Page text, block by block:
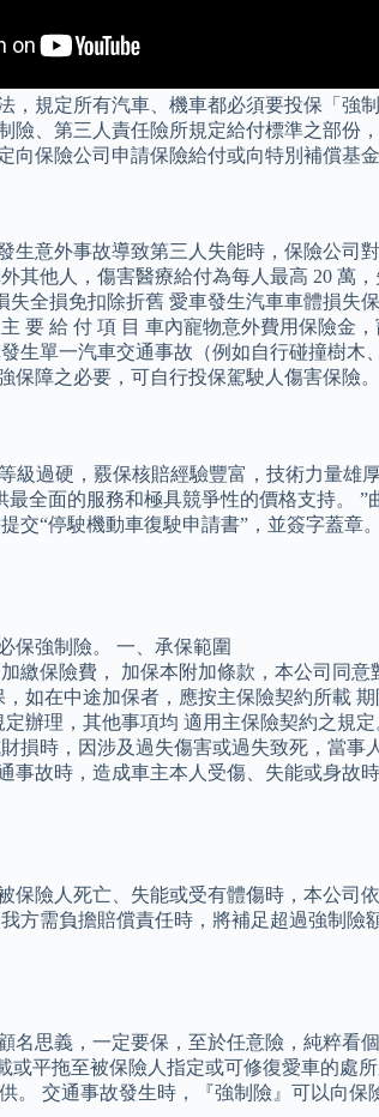
，規定所有汽車、機車都必須要投保「強
、第三人責任險所規定給付標準之部份
保險公司申請保險給付或向特別補償基金
生意外事故導致第三人失能時，保險公
他人，傷害醫療給付為每人最高 20 萬
全損免扣除折舊 愛車發生汽車車體損失
要 給 付 項 目 車內寵物意外費用保險金
單一汽車交通事故（例如自行碰撞樹木
障之必要，可自行投保駕駛人傷害保險。
級過硬，覈保核賠經驗豐富，技術力量
全面的服務和極具競爭性的價格支持。
“停駛機動車復駛申請書”，並簽字蓋
保強制險。 一、承保範圍
保險費， 加保本附加條款，本公司同
如在中途加保者，應按主保險契約所載
辦理，其他事項均 適用主保險契約之規
損時，因涉及過失傷害或過失致死，當
故時，造成車主本人受傷、失能或身
險人死亡、失能或受有體傷時，本公司
方需負擔賠償責任時，將補足超過強制
思義，一定要保，至於任意險，純粹看
平拖至被保險人指定或可修復愛車的處
交通事故發生時，『強制險』可以向